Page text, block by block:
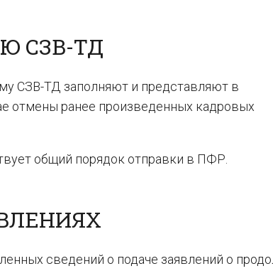
СЗВ-ТД
СЗВ-ТД заполняют и представляют в
отмены ранее произведенных кадровых
общий порядок отправки в ПФР.
сведений о подаче заявлений о